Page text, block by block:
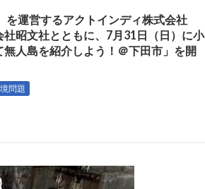
を運営するアクトインディ株式会社
昭文社とともに、7月31日（日）に小
人島を紹介しよう！＠下田市」を開
問題